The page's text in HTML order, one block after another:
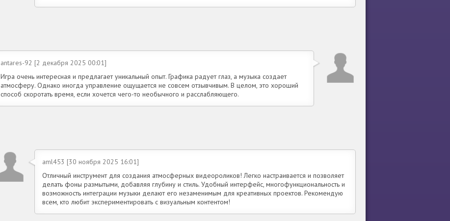
antares-92 [2 декабря 2025 00:01]
Игра очень интересная и предлагает уникальный опыт. Графика радует глаз, а музыка создает
атмосферу. Однако иногда управление ощущается не совсем отзывчивым. В целом, это хороший
способ скоротать время, если хочется чего-то необычного и расслабляющего.
aml453 [30 ноября 2025 16:01]
Отличный инструмент для создания атмосферных видеороликов! Легко настраивается и позволяет
делать фоны размытыми, добавляя глубину и стиль. Удобный интерфейс, многофункциональность и
возможность интеграции музыки делают его незаменимым для креативных проектов. Рекомендую
всем, кто любит экспериментировать с визуальным контентом!